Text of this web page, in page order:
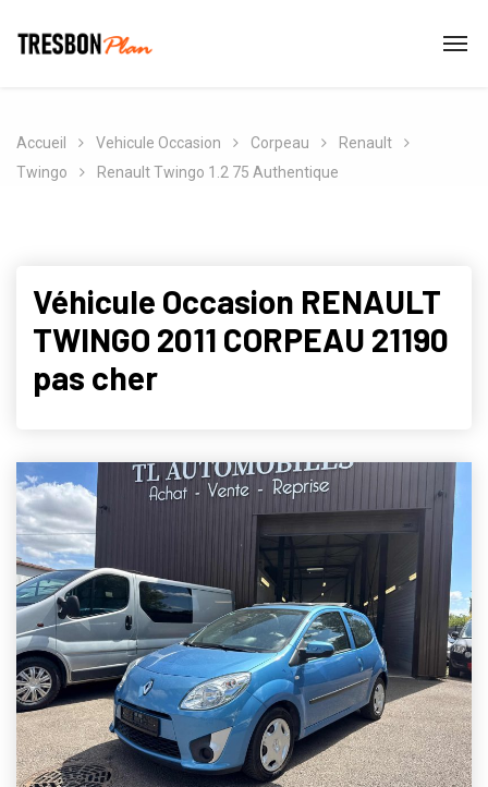
Accueil Vehicule Occasion Corpeau
Renault
Twingo
Renault Twingo 1.2 75 Authentique
Véhicule Occasion RENAULT
TWINGO 2011 CORPEAU 21190
pas cher